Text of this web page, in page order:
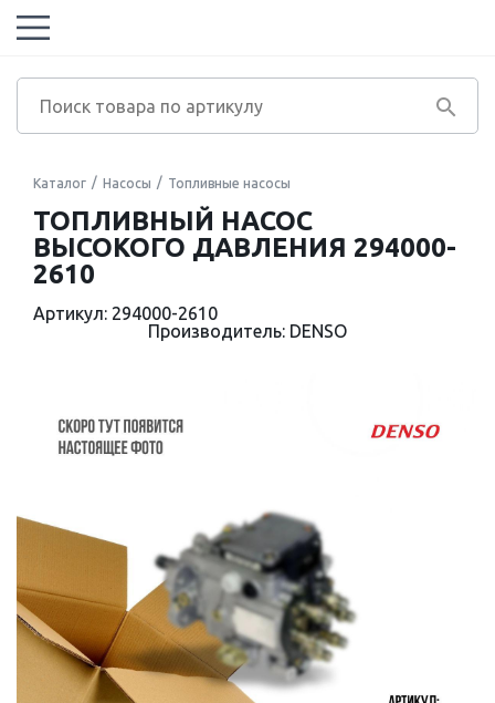
Каталог Насосы Топливные насосы
ТОПЛИВНЫЙ НАСОС
ВЫСОКОГО ДАВЛЕНИЯ 294000-
2610
Артикул: 294000-2610
Производитель: DENSO